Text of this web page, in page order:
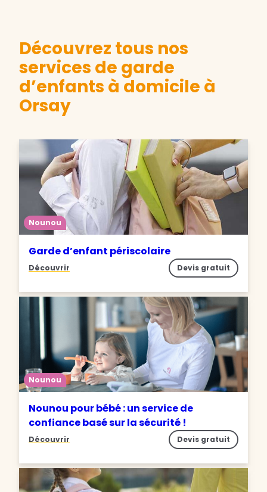
Découvrez tous nos
services de garde
d’enfants à domicile à
Orsay
Nounou
Garde d’enfant périscolaire
Découvrir Devis gratuit
Nounou
Nounou pour bébé : un service de
confiance basé sur la sécurité !
Découvrir Devis gratuit